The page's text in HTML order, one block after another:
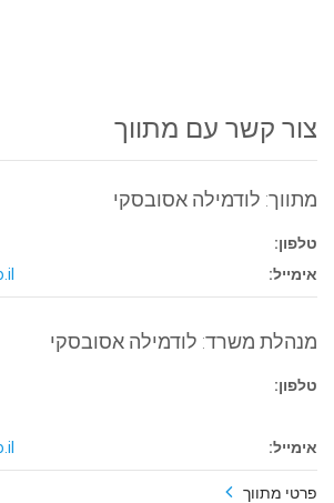
צור קשר עם מתווך
מתווך: לודמילה אסובסקי
טלפון:
אימייל:
מנהלת משרד: לודמילה אסובסקי
טלפון:
אימייל:
פרטי מתווך